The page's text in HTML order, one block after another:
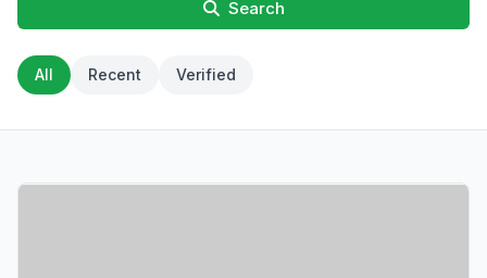
Search
All Recent Verified